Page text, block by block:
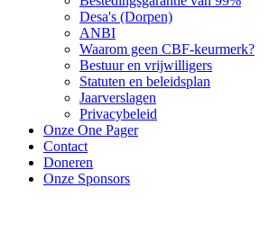
Desa's (Dorpen)
ANBI
Waarom geen CBF-keurmerk?
Bestuur en vrijwilligers
Statuten en beleidsplan
Jaarverslagen
Privacybeleid
Onze One Pager
Contact
Doneren
Onze Sponsors